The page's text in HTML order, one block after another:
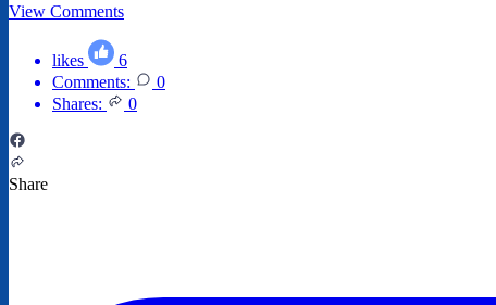
View Comments
likes
6
Comments:
0
Shares:
0
Share